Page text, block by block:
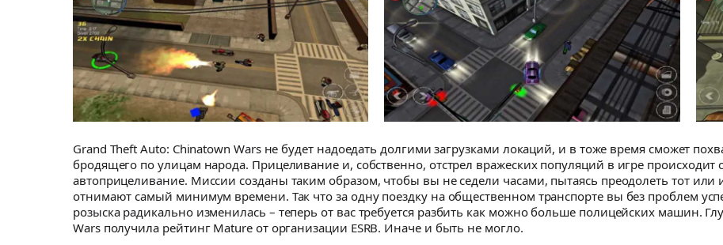
Grand Theft Auto: Chinatown Wars не будет надоедать долгими загрузками локаций, и в тоже время сможет
бродящего по улицам народа. Прицеливание и, собственно, отстрел вражеских популяций в игре
автоприцеливание. Миссии созданы таким образом, чтобы вы не седели часами, пытаясь преодолеть тот
отнимают самый минимум времени. Так что за одну поездку на общественном транспорте вы без проблем
розыска радикально изменилась – теперь от вас требуется разбить как можно больше полицейских машин.
Wars получила рейтинг Mature от организации ESRB. Иначе и быть не могло.